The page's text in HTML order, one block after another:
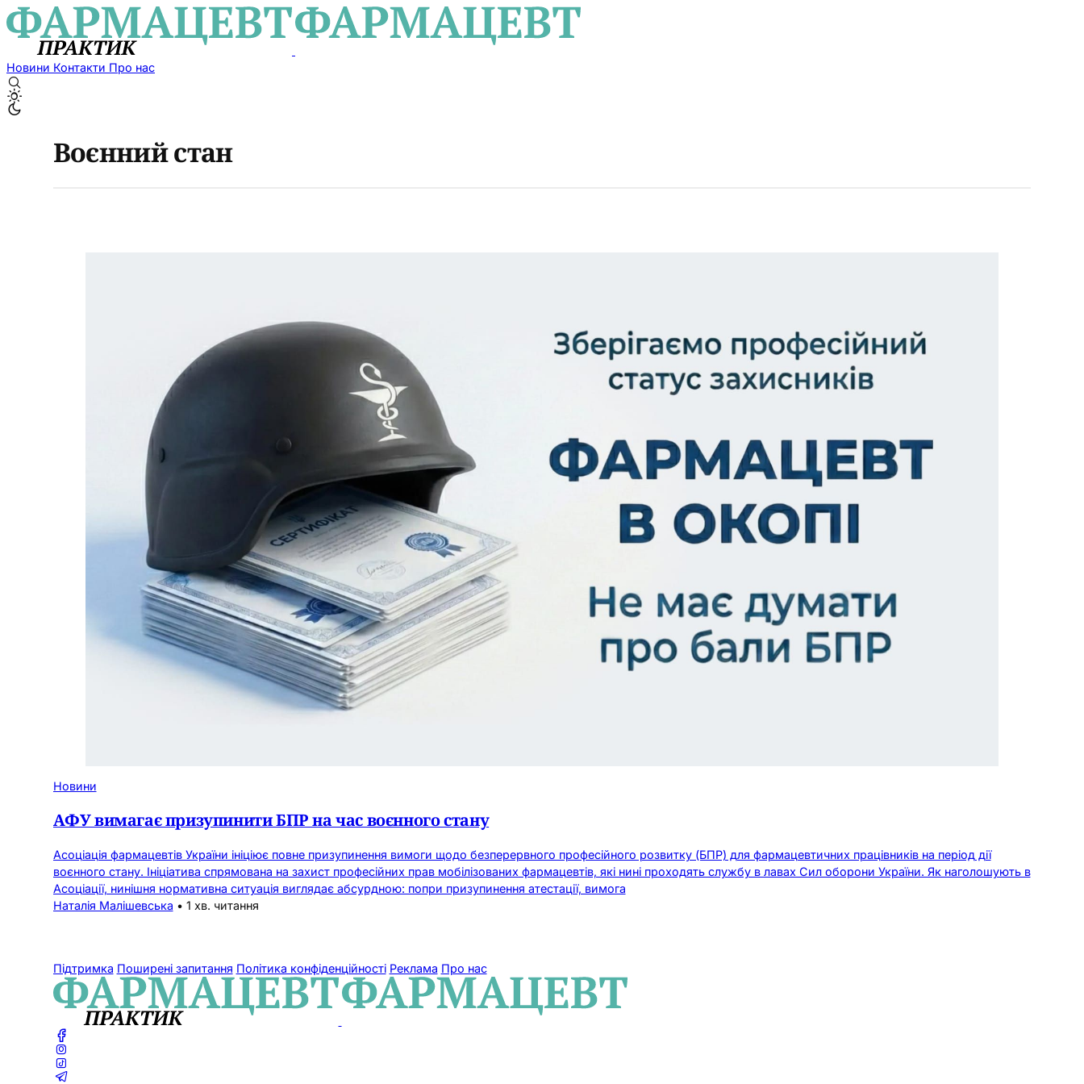
Новини Контакти Про нас
Воєнний стан
Новини
АФУ вимагає призупинити БПР на час воєнного стану
Асоціація фармацевтів України ініціює повне призупинення вимоги щодо безперервного професійного розвитку (БПР) для фармацевтичних працівників на період дії
воєнного стану. Ініціатива спрямована на захист професійних прав мобілізованих фармацевтів, які нині проходять службу в лавах Сил оборони України. Як наголошують в
Асоціації, нинішня нормативна ситуація виглядає абсурдною: попри призупинення атестації, вимога
Наталія Малішевська • 1 хв. читання
Підтримка Поширені запитання Політика конфіденційності Реклама Про нас